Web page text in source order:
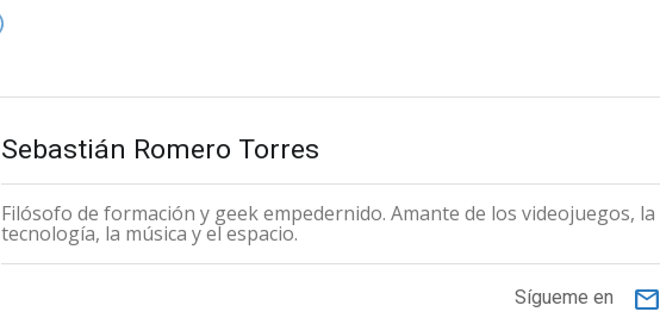
Sebastián Romero Torres
Filósofo de formación y geek empedernido. Amante de los videojuegos, la
tecnología, la música y el espacio.
email
Sígueme en